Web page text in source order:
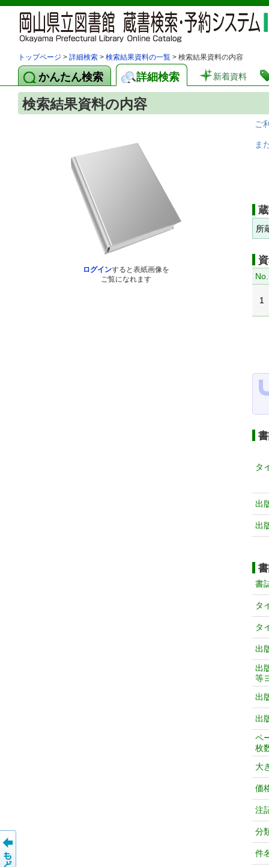
トップページ > 詳細検索 > 検索結果資料の一覧 > 検索結果資料の内容
かんたん検索 詳細検索 新着資料
検索結果資料の内容
ログインすると表紙画像を
ご覧になれます
ご
ま
所
No.
1
タ
出
出
書
タ
タ
出
出
等
出
出
ペ
枚
大
価
注
分
件